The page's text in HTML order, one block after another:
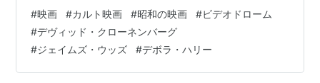
な映画です。 ともかくブルース・リーの名台詞「考える
な、感じろ」を地で行くような作品。 （あ、名台詞の使
い方、間違ってます？？？） 今回も感じるために見てみ
ました！ （あらすじ） 弱小ケーブルTV局の社長である
#映画 #カルト映画 #昭和の映画 #ビデオドローム
#デヴィッド・クローネンバーグ
#ジェイムズ・ウッズ #デボラ・ハリー